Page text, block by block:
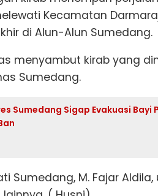
Kecamatan
di Alun-Alun Sumedang.
menyambut kirab yang
Sumedang.
Sumedang Sigap Evakuasi Bayi
Sumedang, M. Fajar